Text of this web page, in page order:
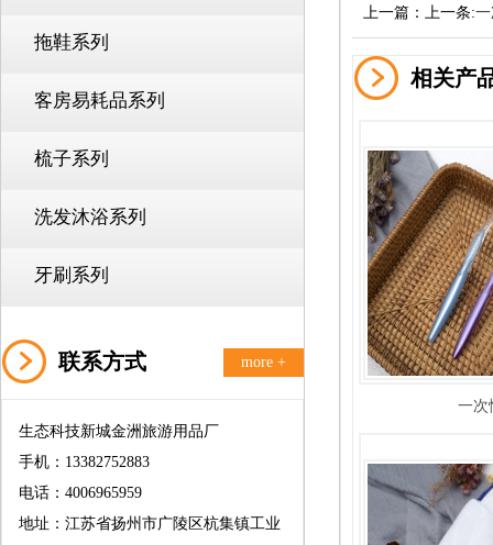
拖鞋系列
客房易耗品系列
梳子系列
洗发沐浴系列
牙刷系列
联系方式 more +
生态科技新城金洲旅游用品厂
手机：13382752883
电话：4006965959
地址：江苏省扬州市广陵区杭集镇工业
上一篇：上一条:
相关产
一次